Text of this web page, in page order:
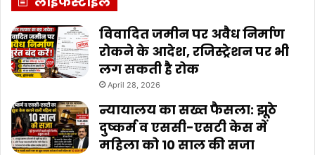
विवादित जमीन पर अवैध निर्माण
रोकने के आदेश, रजिस्ट्रेशन पर भी
लग सकती है रोक
April 28, 2026
न्यायालय का सख्त फैसला: झूठे
दुष्कर्म व एससी-एसटी केस में
महिला को 10 साल की सजा